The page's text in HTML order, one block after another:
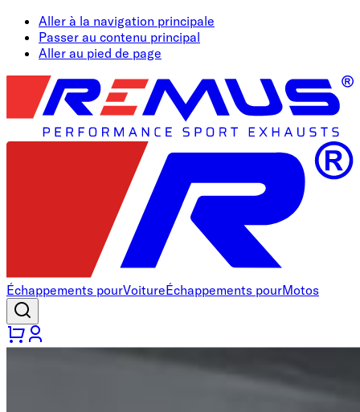
Aller à la navigation principale
Passer au contenu principal
Aller au pied de page
Échappements pourVoitureÉchappements pourMotos